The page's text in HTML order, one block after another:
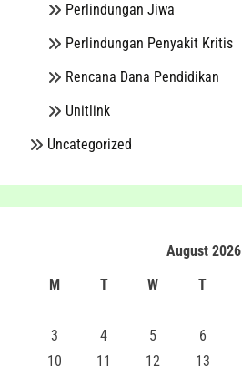
Perlindungan Jiwa
Perlindungan Penyakit Kritis
Rencana Dana Pendidikan
Unitlink
Uncategorized
August 2026
M
T W T
3
4 5 6
10
11 12 13